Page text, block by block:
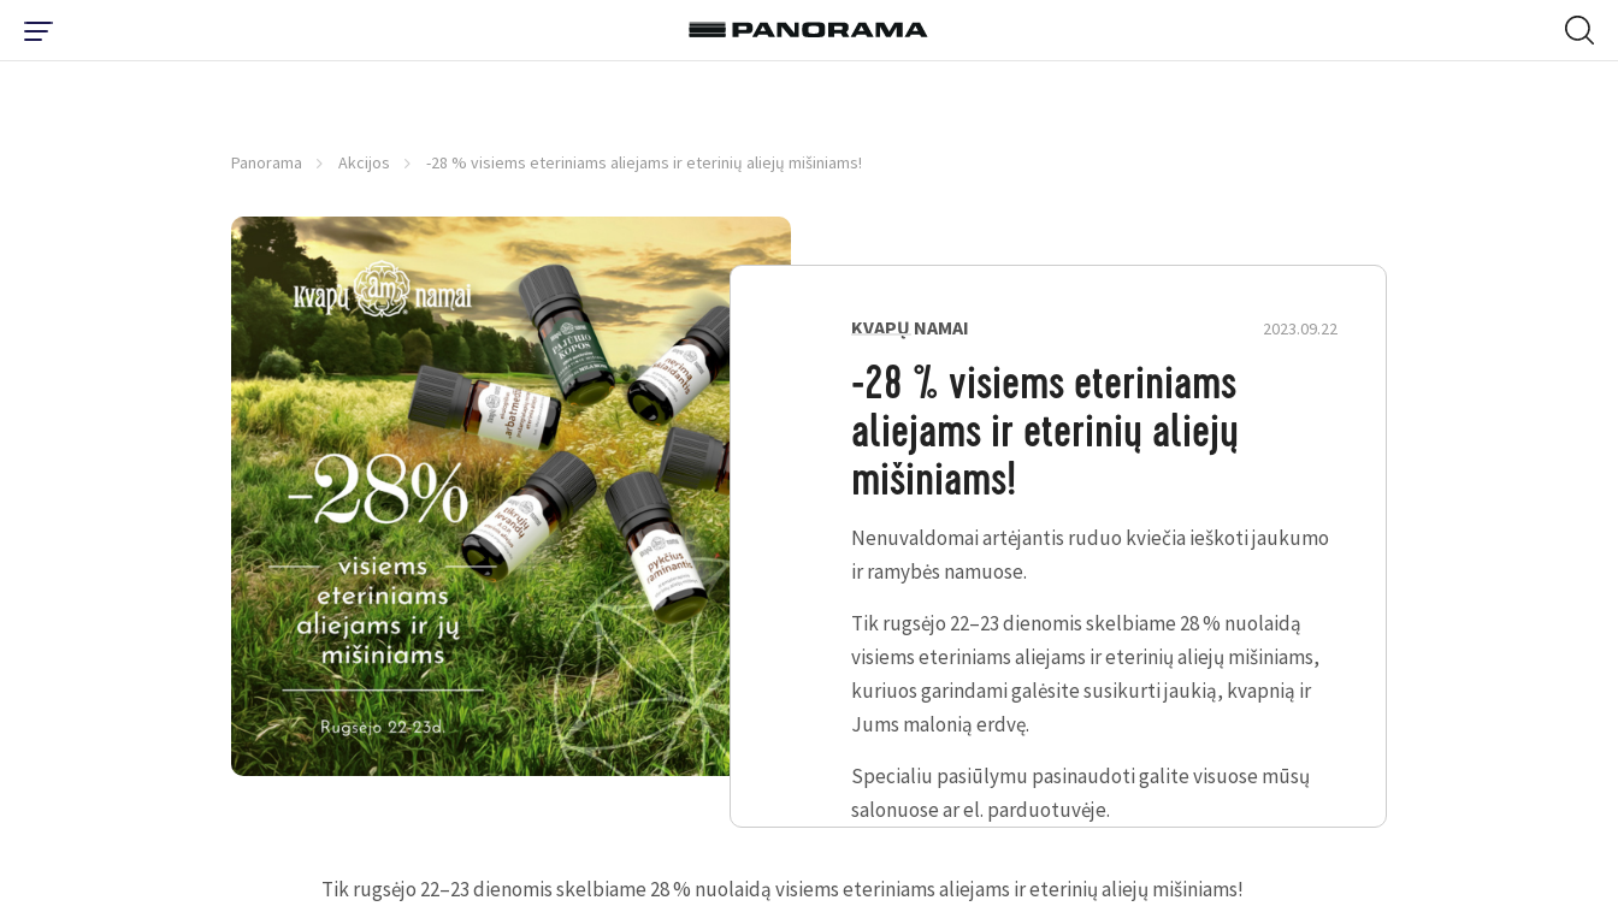
Panorama Akcijos -28 % visiems eteriniams aliejams ir eterinių aliejų mišiniams!
KVAPŲ NAMAI 2023.09.22
-28 % visiems eteriniams
aliejams ir eterinių aliejų
mišiniams!
Nenuvaldomai artėjantis ruduo kviečia ieškoti jaukumo
ir ramybės namuose.
Tik rugsėjo 22–23 dienomis skelbiame 28 % nuolaidą
visiems eteriniams aliejams ir eterinių aliejų mišiniams,
kuriuos garindami galėsite susikurti jaukią, kvapnią ir
Jums malonią erdvę.
Specialiu pasiūlymu pasinaudoti galite visuose mūsų
salonuose ar el. parduotuvėje.
Tik rugsėjo 22–23 dienomis skelbiame 28 % nuolaidą visiems eteriniams aliejams ir eterinių aliejų mišiniams!